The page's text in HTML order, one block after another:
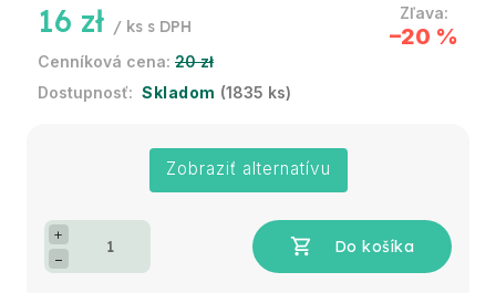
20 zł
–20 %
16 zł / ks
Skladom (1835 ks)
Zobraziť alternatívu
+
−